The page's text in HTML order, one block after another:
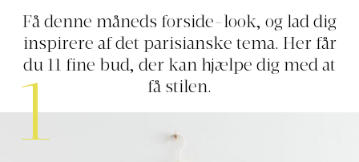
Få denne måneds forside-look, og lad dig
inspirere af det parisianske tema. Her får
du 11 fine bud, der kan hjælpe dig med at
få stilen.
1